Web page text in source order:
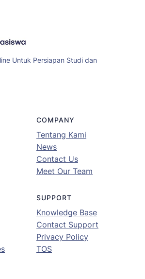
Untuk Persiapan Studi dan
COMPANY
Tentang Kami
News
Contact Us
Meet Our Team
SUPPORT
Knowledge Base
Contact Support
Privacy Policy
TOS